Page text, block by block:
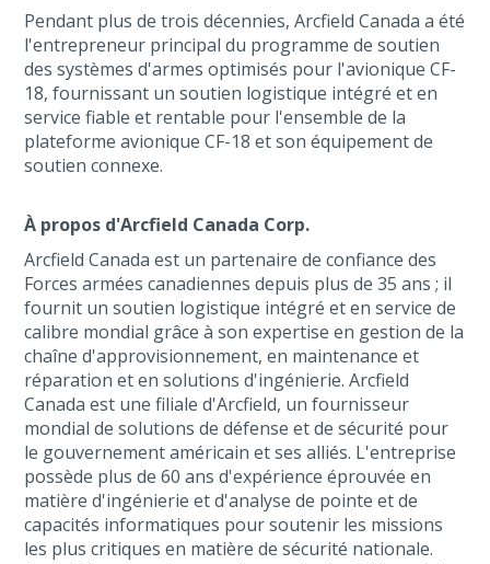
Pendant plus de trois décennies, Arcfield Canada a été
l'entrepreneur principal du programme de soutien
des systèmes d'armes optimisés pour l'avionique CF-
18, fournissant un soutien logistique intégré et en
service fiable et rentable pour l'ensemble de la
plateforme avionique CF-18 et son équipement de
soutien connexe.
À propos d'Arcfield Canada Corp.
Arcfield Canada est un partenaire de confiance des
Forces armées canadiennes depuis plus de 35 ans ; il
fournit un soutien logistique intégré et en service de
calibre mondial grâce à son expertise en gestion de la
chaîne d'approvisionnement, en maintenance et
réparation et en solutions d'ingénierie. Arcfield
Canada est une filiale d'Arcfield, un fournisseur
mondial de solutions de défense et de sécurité pour
le gouvernement américain et ses alliés. L'entreprise
possède plus de 60 ans d'expérience éprouvée en
matière d'ingénierie et d'analyse de pointe et de
capacités informatiques pour soutenir les missions
les plus critiques en matière de sécurité nationale.